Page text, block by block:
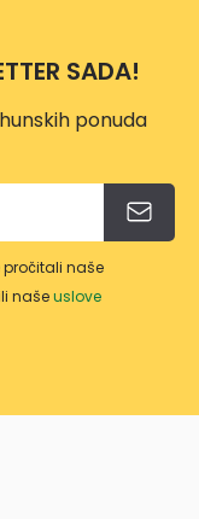
SADA!
ponuda
naše
našeuslove